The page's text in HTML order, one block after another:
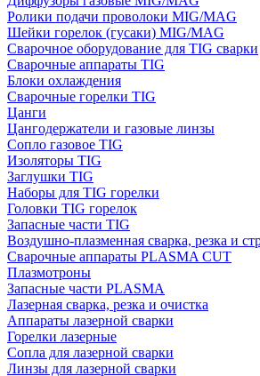
Ролики подачи проволоки MIG/MAG
Шейки горелок (гусаки) MIG/MAG
Сварочное оборудование для TIG сварки
Сварочные аппараты TIG
Блоки охлаждения
Сварочные горелки TIG
Цанги
Цангодержатели и газовые линзы
Сопло газовое TIG
Изоляторы TIG
Заглушки TIG
Наборы для TIG горелки
Головки TIG горелок
Запасные части TIG
Воздушно-плазменная сварка, резка и
Сварочные аппараты PLASMA CUT
Плазмотроны
Запасные части PLASMA
Лазерная сварка, резка и очистка
Аппараты лазерной сварки
Горелки лазерные
Сопла для лазерной сварки
Линзы для лазерной сварки